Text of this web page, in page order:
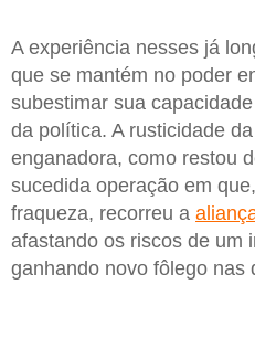
A experiência nesses já
que se mantém no poder
subestimar sua
da política. A rusticidade
enganadora, como restou
sucedida operação em
fraqueza, recorreu a
afastando os riscos de um
ganhando novo fôlego nas